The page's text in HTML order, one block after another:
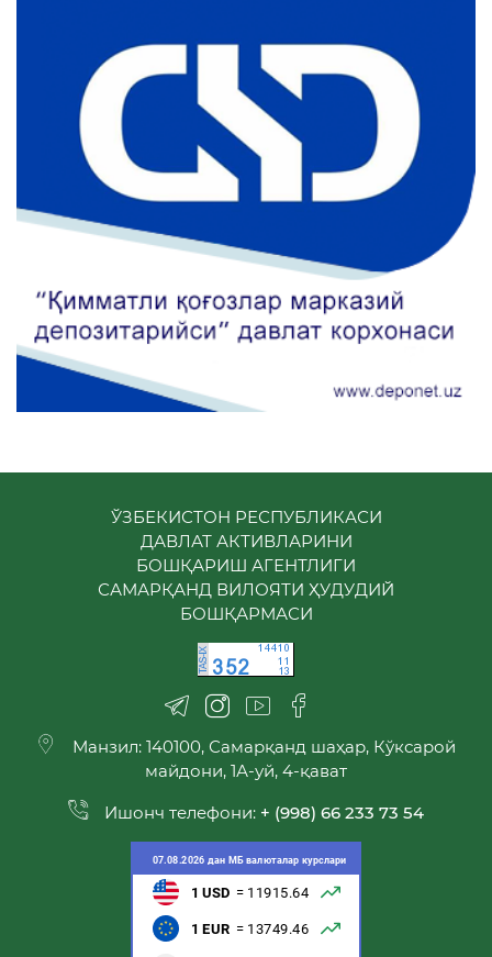
ЎЗБЕКИСТОН РЕСПУБЛИКАСИ
ДАВЛАТ АКТИВЛАРИНИ
БОШҚАРИШ АГЕНТЛИГИ
САМАРҚАНД ВИЛОЯТИ ҲУДУДИЙ
БОШҚАРМАСИ
Манзил: 140100, Самарқанд шаҳар, Кўксарой
майдони, 1А-уй, 4-қават
Ишонч телефони: + (998) 66 233 73 54